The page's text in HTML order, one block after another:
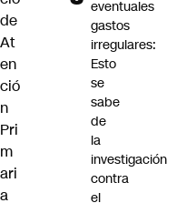
de
At
en
ció
n
Pri
m
ari
a
eventuales
gastos
irregulares:
Esto
se
sabe
de
la
investigación
contra
el